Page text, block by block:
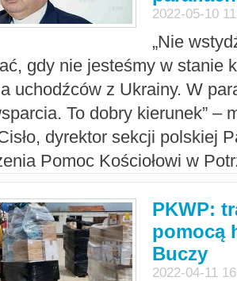
2022-05-10
„Nie
gdy nie jesteśmy w stanie
uchodźców z Ukrainy. W
To dobry kierunek” –
dyrektor sekcji polskiej
Pomoc Kościołowi w
PKWP:
pomocą
Buczy
2022-04-11